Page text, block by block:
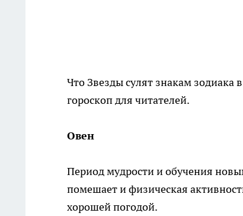
Что Звезды сулят знакам зодиака
гороскоп для читателей.
Овен
Период мудрости и обучения
помешает и физическая
хорошей погодой.